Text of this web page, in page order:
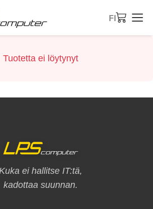
FI
Tuotetta ei löytynyt
Kuka ei hallitse IT:tä,
kadottaa suunnan.